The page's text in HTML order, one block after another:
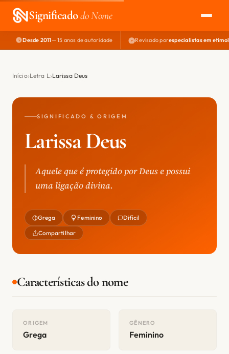
Significadodo Nome
EXPLORAR
NOME PERFEITO
Desde 2011— 15 anos de autoridade Revisado porespecialistas em
Início Letra L Larissa Deus
SIGNIFICADO & ORIGEM
Larissa Deus
Aquele que é protegido por Deus e possui
uma ligação divina.
Grega Feminino Difícil
Compartilhar
Características do nome
ORIGEM
Grega
GÊNERO
Feminino